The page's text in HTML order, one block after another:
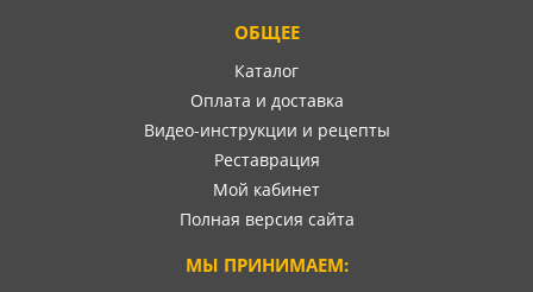
ОБЩЕЕ
Каталог
Оплата и доставка
Видео-инструкции и рецепты
Реставрация
Мой кабинет
Полная версия сайта
МЫ ПРИНИМАЕМ: